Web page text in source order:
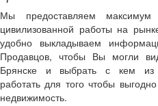
Мы предоставляем максимум
цивилизованной работы на
удобно выкладываем
Продавцов, чтобы Вы могли
Брянске и выбрать с кем из
работать для того чтобы
недвижимость.